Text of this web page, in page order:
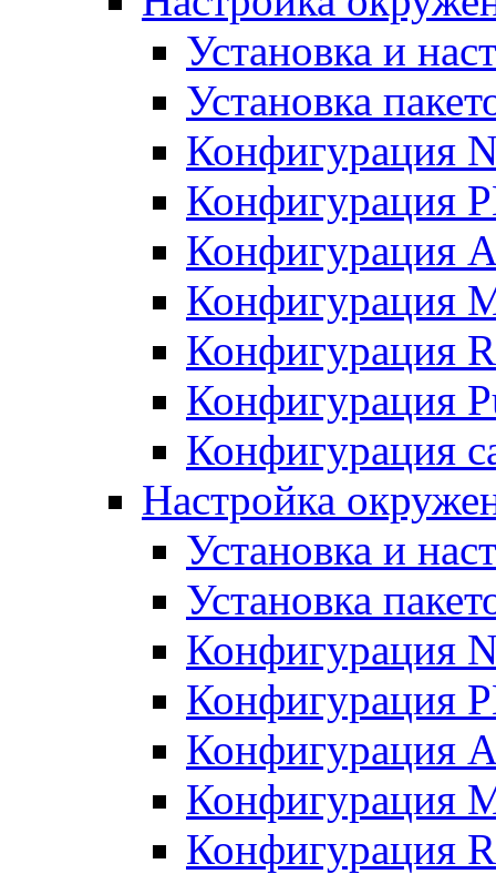
Установка и
Установка
Конфигурация
Конфигурация
Конфигурация
Конфигурация
Конфигурация
Конфигурация
Конфигурация
Настройка
Установка и
Установка
Конфигурация
Конфигурация
Конфигурация
Конфигурация
Конфигурация